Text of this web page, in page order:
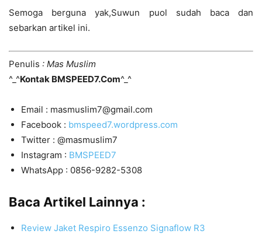
Semoga berguna yak,Suwun puol sudah baca dan
sebarkan artikel ini.
Penulis : Mas Muslim
^_^Kontak BMSPEED7.Com^_^
Email : masmuslim7@gmail.com
Facebook : bmspeed7.wordpress.com
Twitter : @masmuslim7
Instagram : BMSPEED7
WhatsApp : 0856-9282-5308
Baca Artikel Lainnya :
Review Jaket Respiro Essenzo Signaflow R3